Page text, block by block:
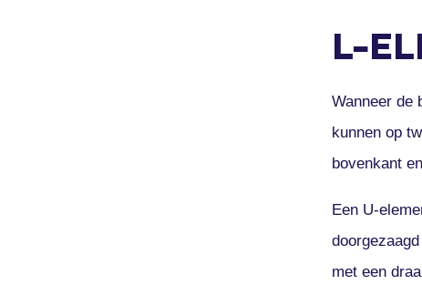
L-
Wanneer de
kunnen op
bovenkant
Een U-
met een